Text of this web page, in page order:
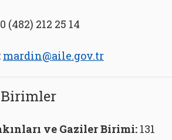
(482) 212 25 14
mardin@aile.gov.tr
ve Gaziler Birimi: 131